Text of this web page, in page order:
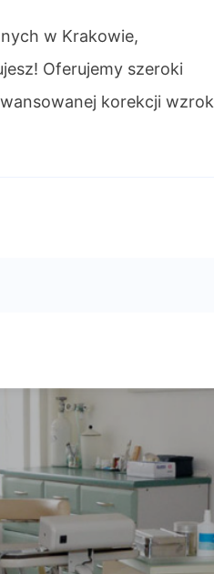
w Krakowie,
Oferujemy szeroki
korekcji